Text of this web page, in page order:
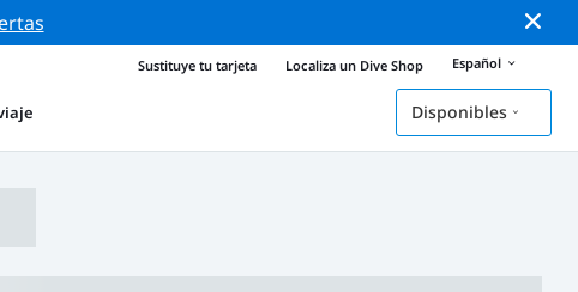
Sustituye tu tarjeta Localiza un Dive Shop Español
Disponibles